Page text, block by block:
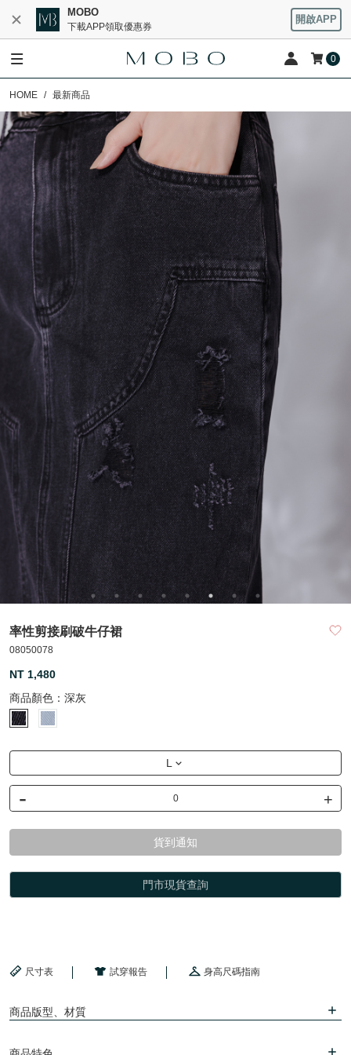
MOBO
下載APP領取優惠券
開啟APP
0
HOME 最新商品
率性剪接刷破牛仔裙
08050078
NT 1,480
商品顏色： 深灰
L
- +
貨到通知
門市現貨查詢
尺寸表 試穿報告 身高尺碼指南
商品版型、材質